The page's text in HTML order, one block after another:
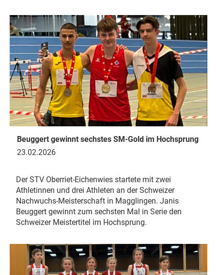
Beuggert gewinnt sechstes SM-Gold im Hochsprung
23.02.2026
Der STV Oberriet-Eichenwies startete mit zwei
Athletinnen und drei Athleten an der Schweizer
Nachwuchs-Meisterschaft in Magglingen. Janis
Beuggert gewinnt zum sechsten Mal in Serie den
Schweizer Meistertitel im Hochsprung.